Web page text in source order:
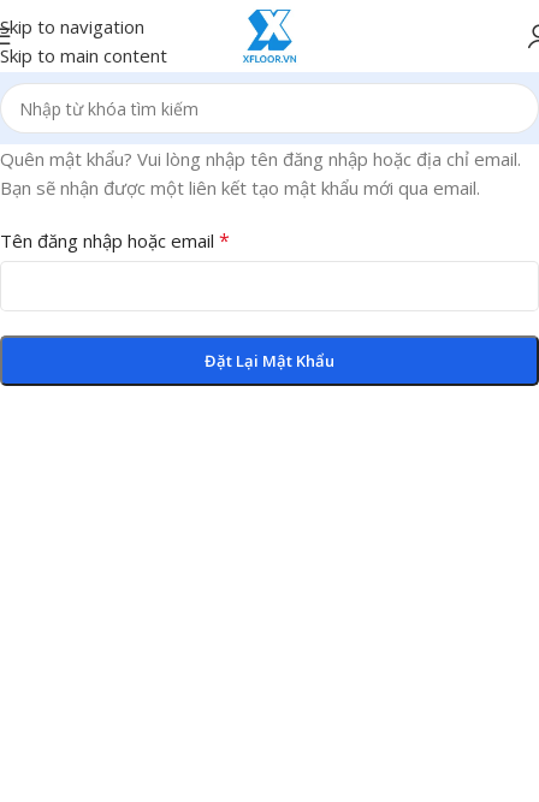
Skip to navigation
Skip to main content
Quên mật khẩu? Vui lòng nhập tên đăng nhập hoặc địa chỉ email.
Bạn sẽ nhận được một liên kết tạo mật khẩu mới qua email.
Tên đăng nhập hoặc email *
Đặt Lại Mật Khẩu